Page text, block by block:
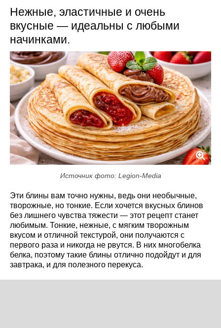
Нежные, эластичные и очень
вкусные — идеальны с любыми
начинками.
Источник фото: Legion-Media
Эти блины вам точно нужны, ведь они необычные,
творожные, но тонкие. Если хочется вкусных блинов
без лишнего чувства тяжести — этот рецепт станет
любимым. Тонкие, нежные, с мягким творожным
вкусом и отличной текстурой, они получаются с
первого раза и никогда не рвутся. В них многобелка
белка, поэтому такие блины отлично подойдут и для
завтрака, и для полезного перекуса.